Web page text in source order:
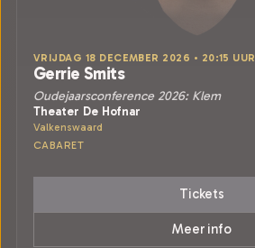
VRIJDAG 18 DECEMBER 2026 • 20:15 UUR
Gerrie Smits
Oudejaarsconference 2026: Klem
Theater De Hofnar
Valkenswaard
CABARET
Tickets
Meer info